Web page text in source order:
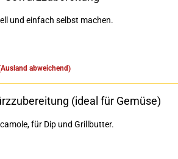
und einfach selbst machen.
abweichend)
(ideal für Gemüse)
für Dip und Grillbutter.